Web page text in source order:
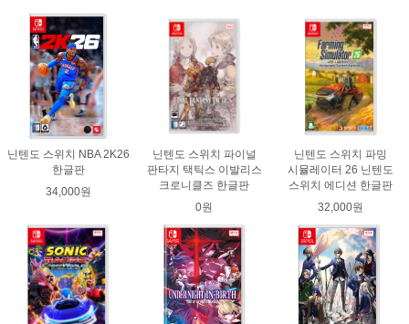
닌텐도 스위치 NBA 2K26
한글판
34,000원
닌텐도 스위치 파이널
판타지 택틱스 이발리스
크로니클즈 한글판
0원
닌텐도 스위치 파밍
시뮬레이터 26 닌텐도
스위치 에디션 한글판
32,000원